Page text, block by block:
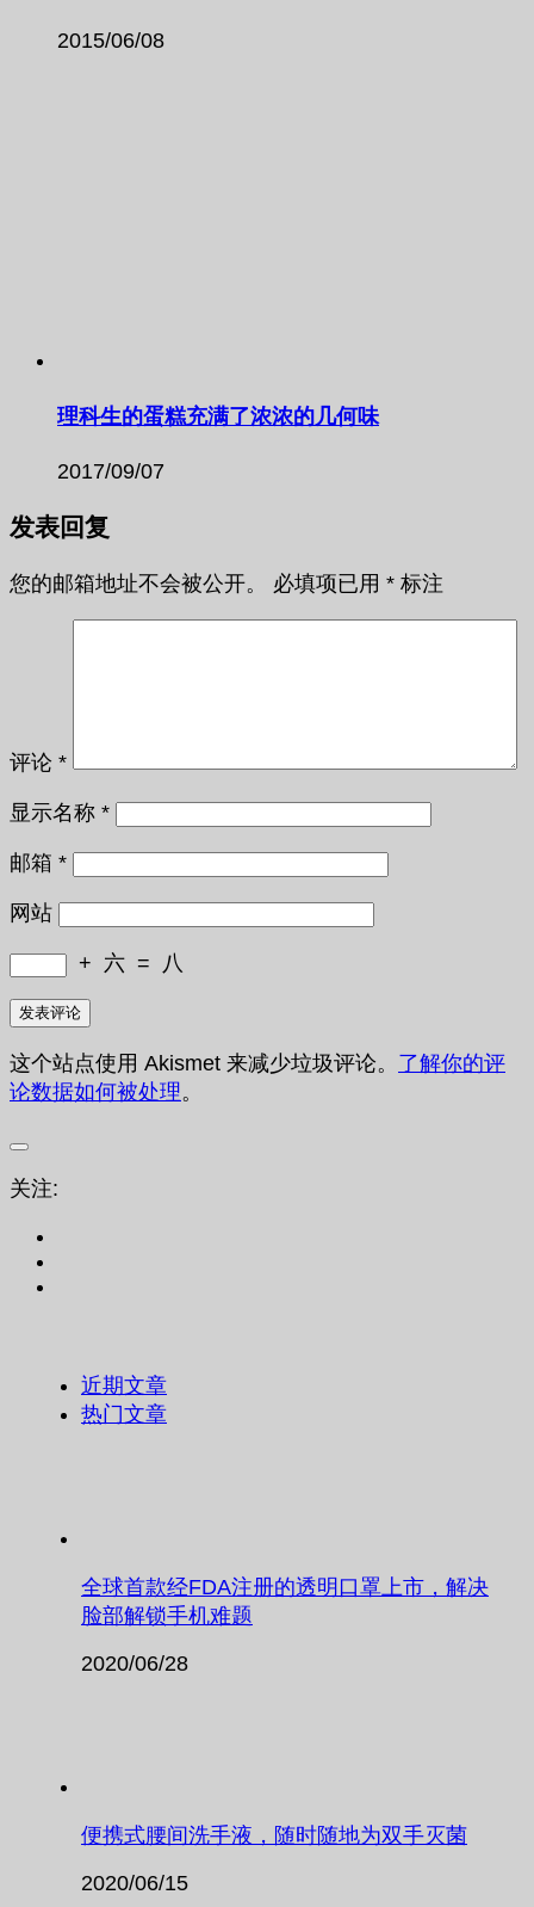
2015/06/08
理科生的蛋糕充满了浓浓的几何味
2017/09/07
发表回复
您的邮箱地址不会被公开。 必填项已用 * 标注
评论 *
显示名称 *
邮箱 *
网站
+ 六 = 八
这个站点使用 Akismet 来减少垃圾评论。 了解你的评
论数据如何被处理。
关注:
近期文章
热门文章
全球首款经FDA注册的透明口罩上市，解决
脸部解锁手机难题
2020/06/28
便携式腰间洗手液，随时随地为双手灭菌
2020/06/15